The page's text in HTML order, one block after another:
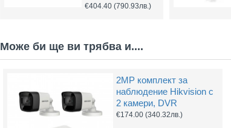
€404.40 (790.93лв.)
Може би ще ви трябва и....
2MP комплект за
наблюдение Hikvision с
2 камери, DVR
€174.00 (340.32лв.)